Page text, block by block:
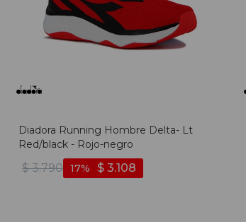
Diadora Running Hombre Delta- Lt
Red/black - Rojo-negro
$ 3.790 $ 3.108
17